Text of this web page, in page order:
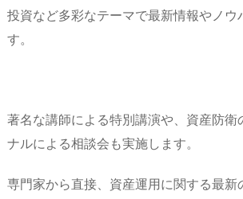
投資など多彩なテーマで最新情報やノウ
す。
著名な講師による特別講演や、資産防衛
ナルによる相談会も実施します。
専門家から直接、資産運用に関する最新